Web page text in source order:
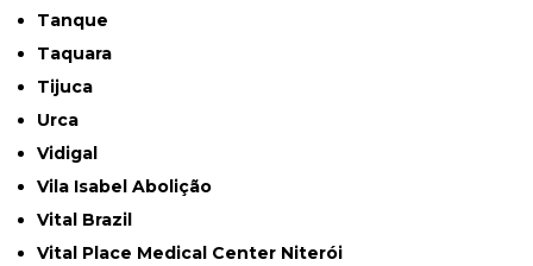
Tanque
Taquara
Tijuca
Urca
Vidigal
Vila Isabel Abolição
Vital Brazil
Vital Place Medical Center Niterói